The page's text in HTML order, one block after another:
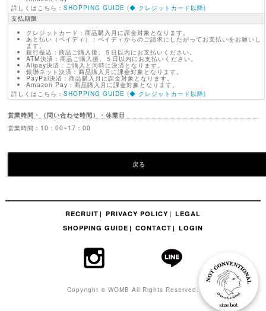
詳しくはこちら：SHOPPING GUIDE (◆ クレジットカード以降)
支払期限
クレジットカード：商品購入月に課金対象となります。
あと払い（ペイディ）：ペイディからのご請求にしたがってお支払いをお願いし
ます。
銀行振込：商品ご購入後、５日以内にお支払いください。
ATM決済：商品ご購入後、５日以内にお支払いください。
Alipay決済：ご購入と同時に決済となります。
銀聯ネット決済：商品購入月に課金対象となります。
PayPal決済：商品購入月に課金対象となります。
Amazon Pay：商品購入月に課金対象となります。
詳しくはこちら：SHOPPING GUIDE (◆ クレジットカード以降)
営業時間・（問い合わせ時間）・休業日
営業時間：10：00~17：00
戻る
RECRUIT PRIVACY POLICY
LEGAL
SHOPPING GUIDE
CONTACT LOGIN
Copyright © WOMB All Rights Reserved.